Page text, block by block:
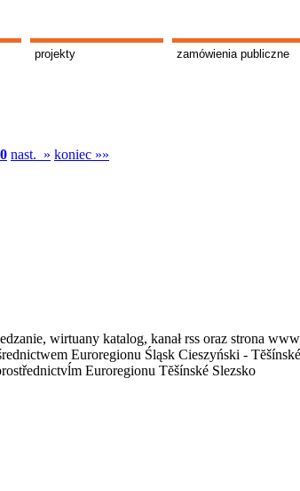
projekty zamówienia publiczne
nast. » koniec »»
wirtuany katalog, kanał rss oraz strona
Euroregionu Śląsk Cieszyński -
Euroregionu Tĕšínské Slezsko